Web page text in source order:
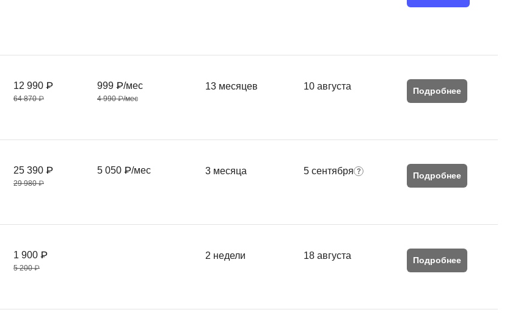
12 990 ₽
64 870 ₽
999 ₽/мес
4 990 ₽/мес
13 месяцев 10 августа Подробнее
25 390 ₽
29 980 ₽
5 050 ₽/мес 3 месяца 5 сентября Подробнее
1 900 ₽
5 200 ₽
2 недели 18 августа Подробнее